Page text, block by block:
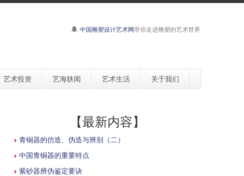
中国雕塑设计艺术网带你走进雕塑的艺术世界
艺术投资 艺海轶闻 艺术生活 关于我们
【最新内容】
青铜器的仿造、伪造与辨别（二）
中国青铜器的重要特点
紫砂器辨伪鉴定要诀